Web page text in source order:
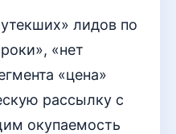
лидов по
«нет
«цена»
рассылку с
окупаемость